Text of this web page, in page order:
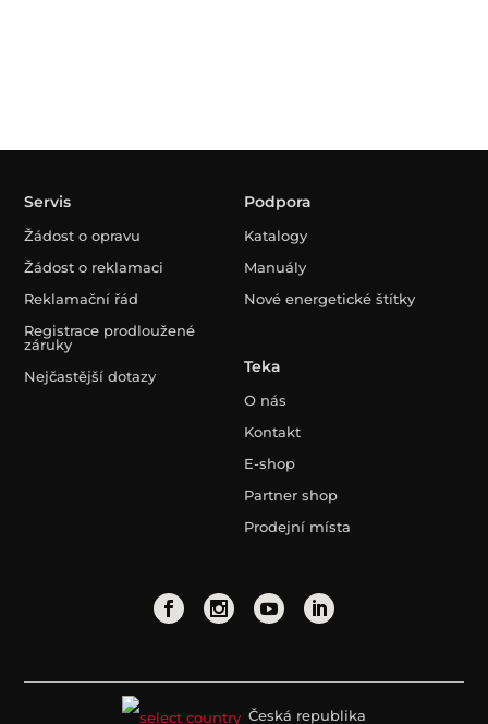
Servis
Žádost o opravu
Žádost o reklamaci
Reklamační řád
Registrace prodloužené
záruky
Nejčastější dotazy
Podpora
Katalogy
Manuály
Nové energetické štítky
Teka
O nás
Kontakt
E-shop
Partner shop
Prodejní místa
Česká republika